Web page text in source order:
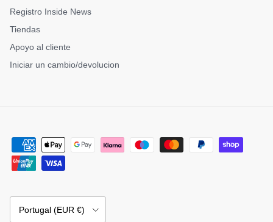
Registro Inside News
Tiendas
Apoyo al cliente
Iniciar un cambio/devolucion
Portugal (EUR €)